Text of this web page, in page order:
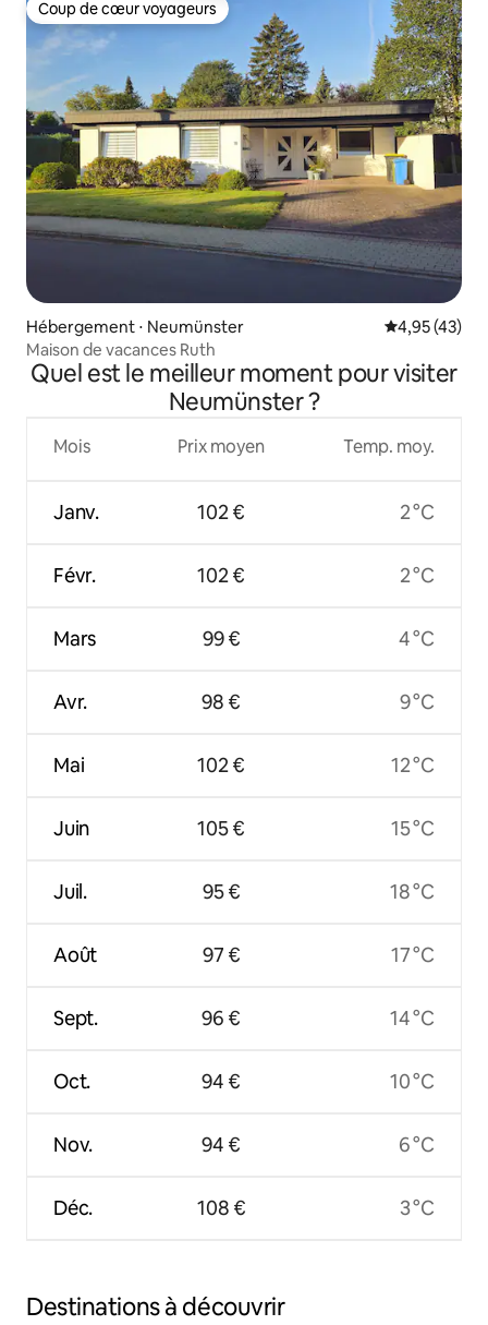
Coup de cœur voyageurs
Coup de cœur voyageurs
Hébergement ⋅ Neumünster Évaluation
4,95 (43)
Maison de vacances Ruth
Quel est le meilleur moment pour visiter
Neumünster ?
Mois
Janv.
Févr.
Mars
Avr.
Mai
Juin
Juil.
Août
Sept.
Oct.
Nov.
Déc.
Prix moyen
102 €
102 €
99 €
98 €
102 €
105 €
95 €
97 €
96 €
94 €
94 €
108 €
Temp. moy.
2 °C
2 °C
4 °C
9 °C
12 °C
15 °C
18 °C
17 °C
14 °C
10 °C
6 °C
3 °C
Destinations à découvrir